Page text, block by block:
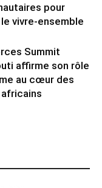
pour
vivre-ensemble
Summit
affirme son rôle
au cœur des